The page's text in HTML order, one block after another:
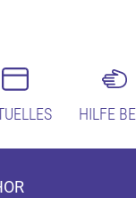
HILFE